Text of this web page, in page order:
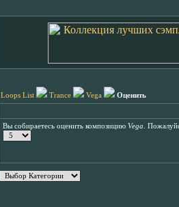
Loops List Trance Vega Оценить
Вы собираетесь оценить композицию Vega .